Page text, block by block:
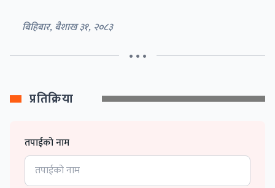
बिहिबार, बैशाख ३१, २०८३
• • •
प्रतिक्रिया
तपाईको नाम